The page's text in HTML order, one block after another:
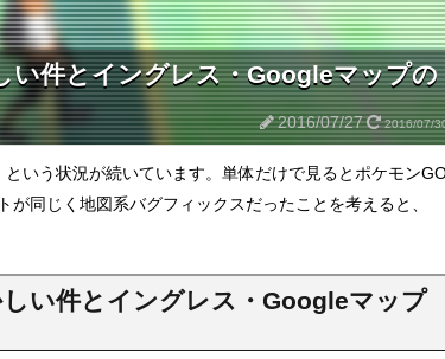
い件とイングレス・Googleマップの
2016/07/27 2016/07/
いう状況が続いています。単体だけで見るとポケモン
同じく地図系バグフィックスだったことを考えると、
い件とイングレス・Googleマップ